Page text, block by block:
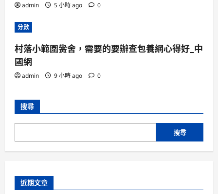
admin 5 小時 ago 0
分數
村落小範圍黌舍，需要的要辦查包養網心得好_中
國網
admin 9 小時 ago 0
搜尋
搜尋
近期文章